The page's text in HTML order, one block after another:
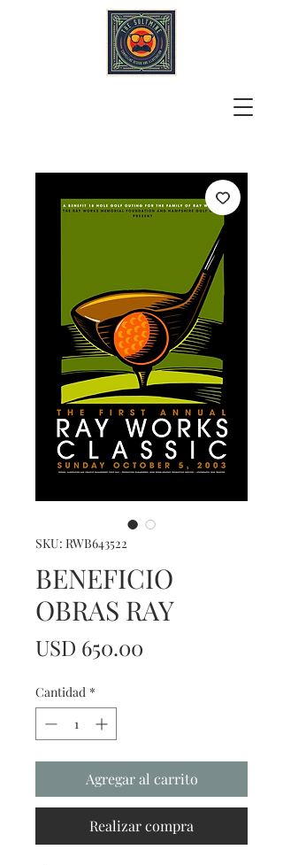
SKU: RWB643522
BENEFICIO
OBRAS RAY
USD 650.00
Cantidad *
Agregar al carrito
Realizar compra